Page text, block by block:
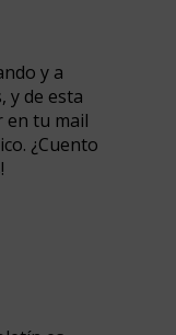
y a
y de esta
en tu mail
¿Cuento